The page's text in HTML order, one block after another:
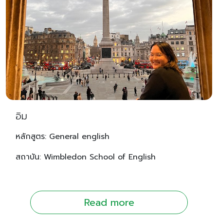
อิม
หลักสูตร: General english
สถาบัน: Wimbledon School of English
Read more